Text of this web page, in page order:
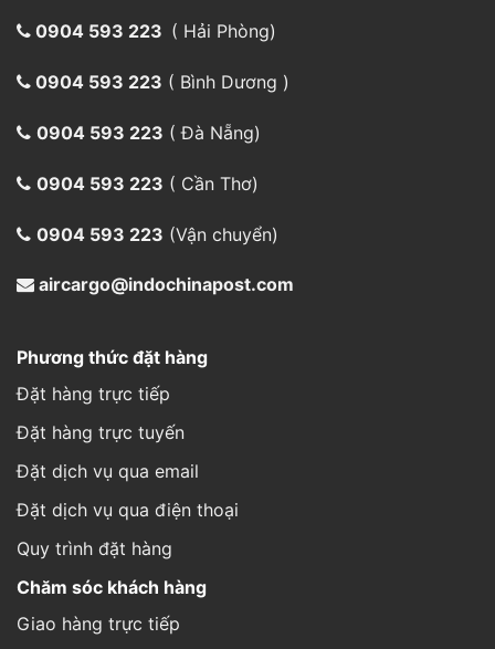
0904 593 223 (Vận chuyển)
aircargo@indochinapost.com
Phương thức đặt hàng
Đặt hàng trực tiếp
Đặt hàng trực tuyến
Đặt dịch vụ qua điện thoại